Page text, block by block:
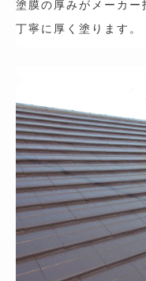
塗膜の厚みがメーカー
丁寧に厚く塗ります。